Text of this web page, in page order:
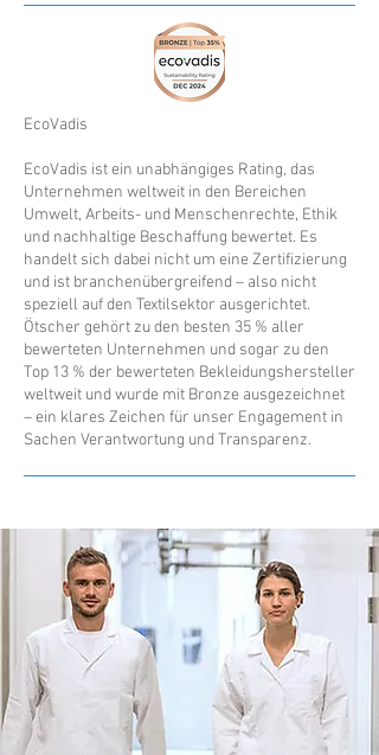
EcoVadis
EcoVadis ist ein unabhängiges Rating, das
Unternehmen weltweit in den Bereichen
Umwelt, Arbeits- und Menschenrechte, Ethik
und nachhaltige Beschaffung bewertet. Es
handelt sich dabei nicht um eine Zertifizierung
und ist branchenübergreifend – also nicht
speziell auf den Textilsektor ausgerichtet.
Ötscher gehört zu den besten 35 % aller
bewerteten Unternehmen und sogar zu den
Top 13 % der bewerteten Bekleidungshersteller
weltweit und wurde mit Bronze ausgezeichnet
– ein klares Zeichen für unser Engagement in
Sachen Verantwortung und Transparenz.